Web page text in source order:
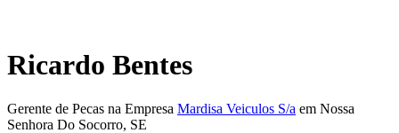
Ricardo Bentes
Gerente de Pecas na Empresa Mardisa Veiculos S/a em Nossa
Senhora Do Socorro, SE